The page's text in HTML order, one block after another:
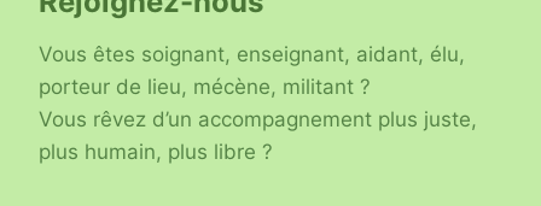
Vous êtes soignant, enseignant, aidant, élu,
porteur de lieu, mécène, militant ?
Vous rêvez d’un accompagnement plus juste,
plus humain, plus libre ?